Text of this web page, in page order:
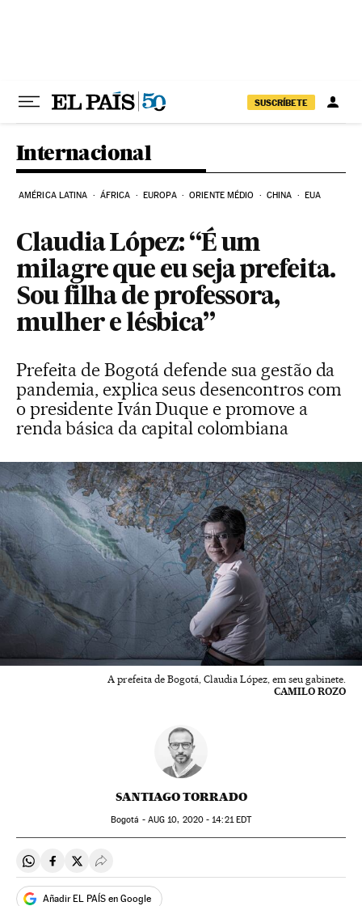
SUSCRÍBETE
Internacional
AMÉRICA LATINA ÁFRICA EUROPA ORIENTE MÉDIO CHINA EUA
Claudia López: “É um
milagre que eu seja prefeita.
Sou filha de professora,
mulher e lésbica”
Prefeita de Bogotá defende sua gestão da
pandemia, explica seus desencontros com
o presidente Iván Duque e promove a
renda básica da capital colombiana
A prefeita de Bogotá, Claudia López, em seu gabinete.
CAMILO ROZO
SANTIAGO TORRADO
Bogotá - AUG 10, 2020 - 14:21EDT
Compartir en Whatsapp
Compartir en Facebook
Compartir en Twitter
Desplegar Redes Sociales
Añadir EL PAÍS en Google